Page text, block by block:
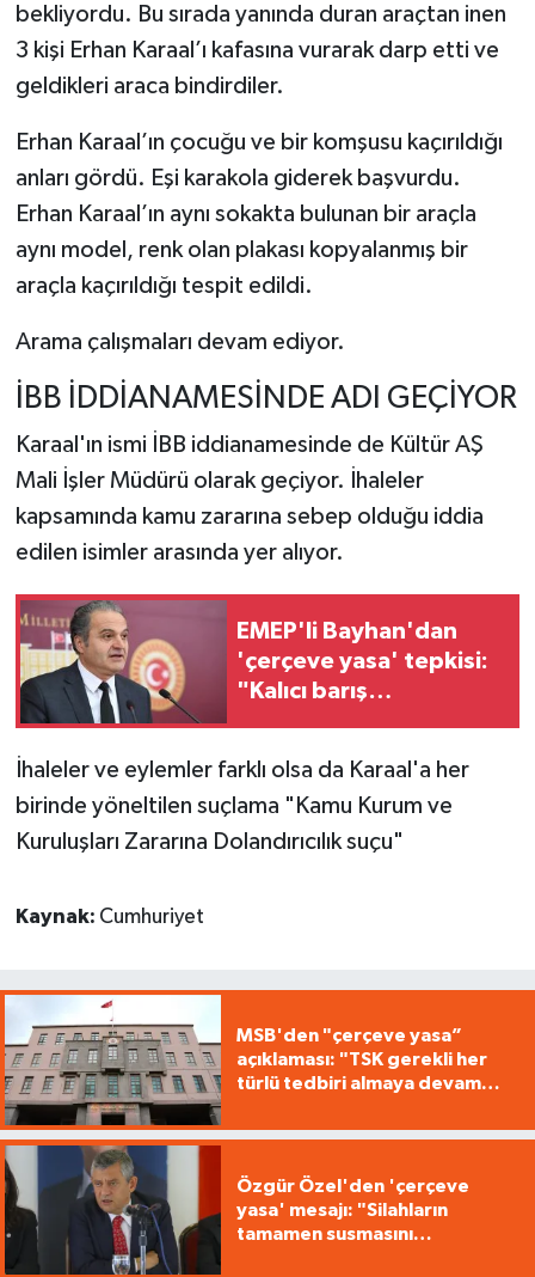
bekliyordu. Bu sırada yanında duran araçtan inen
3 kişi Erhan Karaal’ı kafasına vurarak darp etti ve
geldikleri araca bindirdiler.
Erhan Karaal’ın çocuğu ve bir komşusu kaçırıldığı
anları gördü. Eşi karakola giderek başvurdu.
Erhan Karaal’ın aynı sokakta bulunan bir araçla
aynı model, renk olan plakası kopyalanmış bir
araçla kaçırıldığı tespit edildi.
Arama çalışmaları devam ediyor.
İBB İDDİANAMESİNDE ADI GEÇİYOR
Karaal'ın ismi İBB iddianamesinde de Kültür AŞ
Mali İşler Müdürü olarak geçiyor. İhaleler
kapsamında kamu zararına sebep olduğu iddia
edilen isimler arasında yer alıyor.
EMEP'li Bayhan'dan
'çerçeve yasa' tepkisi:
"Kalıcı barış
İhaleler ve eylemler farklı olsa da Karaal'a her
birinde yöneltilen suçlama "Kamu Kurum ve
Kuruluşları Zararına Dolandırıcılık suçu"
Kaynak: Cumhuriyet
MSB'den "çerçeve yasa”
açıklaması: "TSK gerekli her
türlü tedbiri almaya devam
Özgür Özel'den 'çerçeve
yasa' mesajı: "Silahların
tamamen susmasını